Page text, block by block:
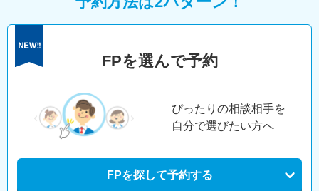
FPを選んで予約
ぴったりの相談相手を
自分で選びたい方へ
FPを探して予約する